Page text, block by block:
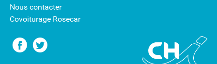
Nous contacter
Covoiturage Rosecar